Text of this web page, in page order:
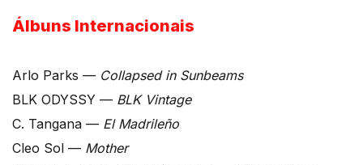
Álbuns Internacionais
Arlo Parks — Collapsed in Sunbeams
BLK ODYSSY — BLK Vintage
C. Tangana — El Madrileño
Cleo Sol — Mother